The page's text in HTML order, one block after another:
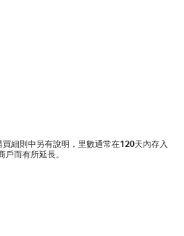
細則中另有說明，里數通常在120天內存入
而有所延長。